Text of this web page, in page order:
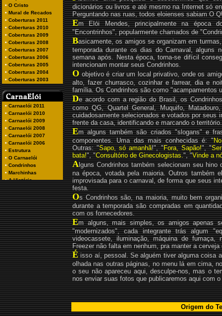
dicionários ou livros e até mesmo na Internet só
Perguntando nas ruas, todos eloienses sabiam O
Em Elói Mendes, principalmente na época
"Encontrinhos", popularmente chamados de
Basicamente, os amigos se organizam em
temporada durante os dias do Carnaval,
semana após. Nesta época, torna-se difícil
intencionam montar seus Condrinhos.
Oobjetivo é criar um local privativo, onde os
alto, fazer churrasco, cozinhar e farrear, dia e
família. Os Condrinhos são como "acampamentos
De acordo com a região do Brasil, os
como QG, Quartel General, Muquifo,
cuidadosamente selecionados e votados por seus
frente da casa, identificando e marcando o território.
Em alguns também são criados "slogans" e
componentes. Uma das mais conhecidas é: "
Outras: "Sapo, só amanhã!", "Fora, Sapão!", "
bata!", "Consultório de Ginecologistas.", "Vinde a
Alguns Condrinhos também selecionam seu
na época, votada pela maioria. Outros também
improvisada para o carnaval, de forma que seus
festa.
Os Condrinhos são, na maioria, muito bem
durante a temporada são compradas em
com os fornecedores.
Em alguns, mais simples, os amigos apenas
"modernizados", cada integrante trás algum
videocassete, iluminação, máquina de
Freezer não falta em nenhum, pra manter a cerveja
Éisso aí, pessoal. Se alguém tiver alguma coisa
olhada nas outras páginas, no menu lá em cima,
o seu não apareceu aqui, desculpe-nos, mas o
nos enviar suas fotos que publicaremos aqui com o
Origem do